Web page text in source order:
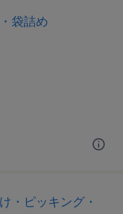
袋詰め
・ピッキング・